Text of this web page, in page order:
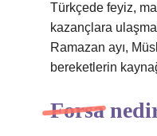
Türkçede feyiz,
kazançlara
Ramazan ayı,
bereketlerin
Forsa